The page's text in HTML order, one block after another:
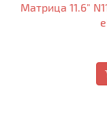
Матрица 11.6"